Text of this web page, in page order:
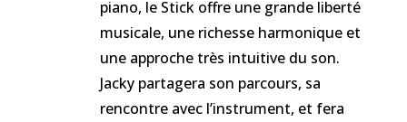
piano, le Stick offre une grande liberté
musicale, une richesse harmonique et
une approche très intuitive du son.
Jacky partagera son parcours, sa
rencontre avec l’instrument, et fera